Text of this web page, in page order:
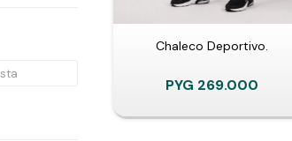
Chaleco Deportivo.
PYG 269.000